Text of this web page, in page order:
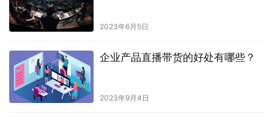
2023年6月5日
企业产品直播带货的好处有哪些？
2023年9月4日